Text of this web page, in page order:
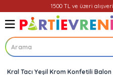
1500 TL ve üzeri
Üye Girişi
Kral Tacı Yeşil Krom Konfetili